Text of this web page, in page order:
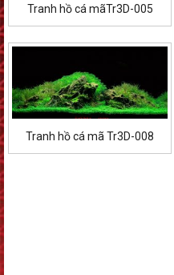
Tranh hồ cá mãTr3D-005
Tranh hồ cá mã Tr3D-008